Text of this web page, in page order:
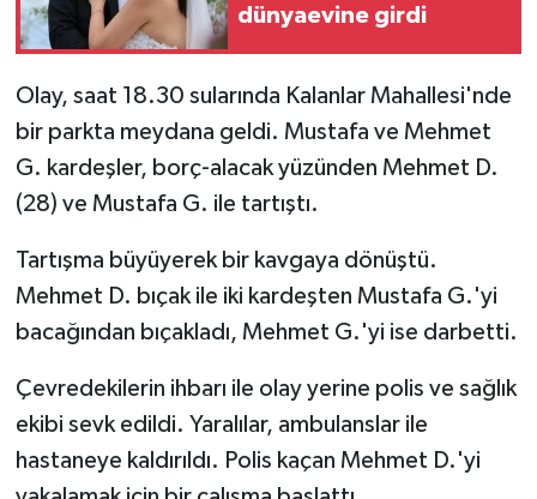
dünyaevine girdi
Olay, saat 18.30 sularında Kalanlar Mahallesi'nde
bir parkta meydana geldi. Mustafa ve Mehmet
G. kardeşler, borç-alacak yüzünden Mehmet D.
(28) ve Mustafa G. ile tartıştı.
Tartışma büyüyerek bir kavgaya dönüştü.
Mehmet D. bıçak ile iki kardeşten Mustafa G.'yi
bacağından bıçakladı, Mehmet G.'yi ise darbetti.
Çevredekilerin ihbarı ile olay yerine polis ve sağlık
ekibi sevk edildi. Yaralılar, ambulanslar ile
hastaneye kaldırıldı. Polis kaçan Mehmet D.'yi